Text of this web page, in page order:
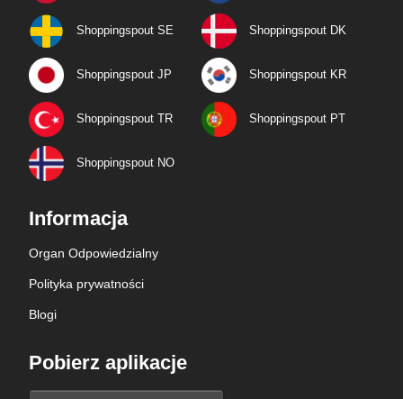
Shoppingspout SE Shoppingspout DK
Shoppingspout JP Shoppingspout KR
Shoppingspout TR Shoppingspout PT
Shoppingspout NO
Informacja
Organ Odpowiedzialny
Polityka prywatności
Blogi
Pobierz aplikacje